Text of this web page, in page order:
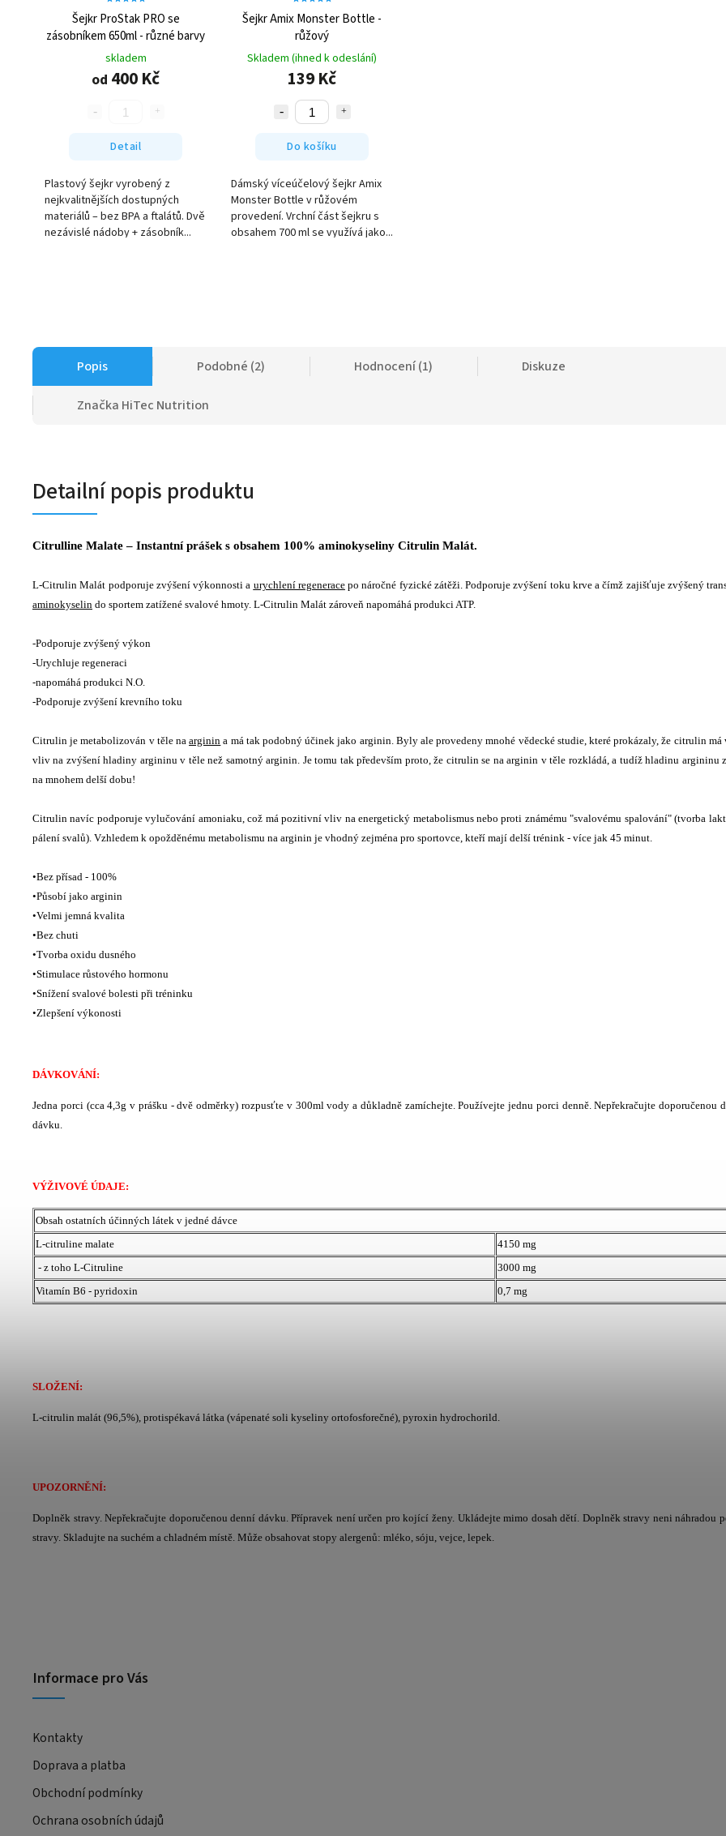
Šejkr ProStak PRO se
zásobníkem 650ml - různé barvy
skladem
od 400 Kč
Detail
Plastový šejkr vyrobený z
nejkvalitnějších dostupných
materiálů – bez BPA a ftalátů. Dvě
nezávislé nádoby + zásobník...
Šejkr Amix Monster Bottle -
růžový
Skladem (ihned k odeslání)
139 Kč
Do košíku
Dámský víceúčelový šejkr Amix
Monster Bottle v růžovém
provedení. Vrchní část šejkru s
obsahem 700 ml se využívá jako...
Popis Podobné (2) Hodnocení (1) Diskuze
Značka HiTec Nutrition
Detailní popis produktu
Citrulline Malate – Instantní prášek s obsahem 100% aminokyseliny Citrulin Malát.
L-Citrulin Malát podporuje zvýšení výkonnosti a urychlení regeneracepo náročné fyzické zátěži. Podporuje zvýšení toku krve a čímž zajišťuje zvýšený
aminokyselin do sportem zatížené svalové hmoty. L-Citrulin Malát zároveň napomáhá produkci ATP.
-Podporuje zvýšený výkon
-Urychluje regeneraci
-napomáhá produkci N.O.
-Podporuje zvýšení krevního toku
Citrulin je metabolizován v těle naarginin a má tak podobný účinek jako arginin. Byly ale provedeny mnohé vědecké studie, které prokázaly, že citrulin má
vliv na zvýšení hladiny argininu v těle než samotný arginin. Je tomu tak především proto, že citrulin se na arginin v těle rozkládá, a tudíž hladinu argininu
na mnohem delší dobu!
Citrulin navíc podporuje vylučování amoniaku, což má pozitivní vliv na energetický metabolismus nebo proti známému "svalovému spalování" (tvorba
pálení svalů). Vzhledem k opožděnému metabolismu na arginin je vhodný zejména pro sportovce, kteří mají delší trénink - více jak 45 minut.
•Bez přísad - 100%
•Působí jako arginin
•Velmi jemná kvalita
•Bez chuti
•Tvorba oxidu dusného
•Stimulace růstového hormonu
•Snížení svalové bolesti při tréninku
•Zlepšení výkonosti
DÁVKOVÁNÍ:
Jedna porci (cca 4,3g v prášku - dvě odměrky) rozpusťte v 300ml vody a důkladně zamíchejte. Používejte jednu porci denně. Nepřekračujte doporučenou
dávku.
VÝŽIVOVÉ ÚDAJE:
Obsah ostatních účinných látek v jedné dávce
L-citruline malate
4150 mg
- z toho L-Citruline
3000 mg
Vitamín B6 - pyridoxin
0,7 mg
SLOŽENÍ:
L-citrulin malát (96,5%), protispékavá látka (vápenaté soli kyseliny ortofosforečné), pyroxin hydrochorild.
UPOZORNĚNÍ:
Doplněk stravy. Nepřekračujte doporučenou denní dávku. Přípravek není určen pro kojící ženy. Ukládejte mimo dosah dětí. Doplněk stravy neni náhradou
stravy. Skladujte na suchém a chladném místě. Může obsahovat stopy alergenů: mléko, sóju, vejce, lepek.
Informace pro Vás
Kontakty
Doprava a platba
Obchodní podmínky
Ochrana osobních údajů